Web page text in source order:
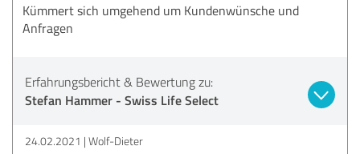
Kümmert sich umgehend um Kundenwünsche und
Anfragen
Erfahrungsbericht & Bewertung zu:
Stefan Hammer - Swiss Life Select
24.02.2021 Wolf-Dieter